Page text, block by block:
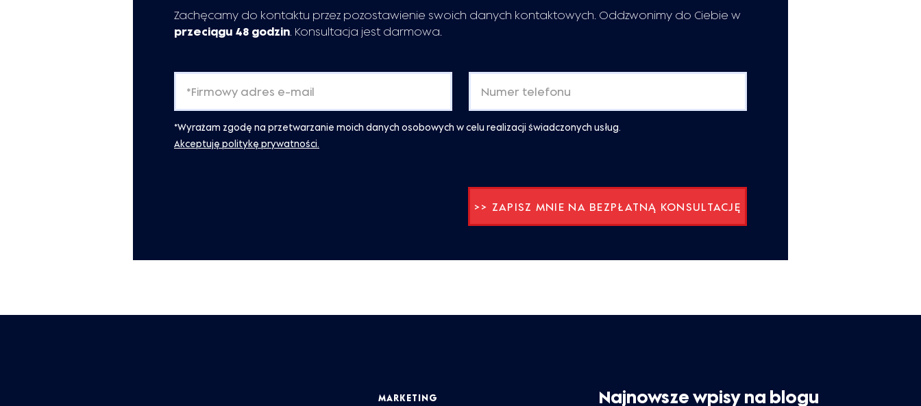
Zachęcamy do kontaktu przez pozostawienie swoich danych kontaktowych. Oddzwonimy do Ciebie w
przeciągu 48 godzin. Konsultacja jest darmowa.
*Wyrażam zgodę na przetwarzanie moich danych osobowych w celu realizacji świadczonych usług.
Akceptuję politykę prywatności.
MARKETING Najnowsze wpisy na blogu